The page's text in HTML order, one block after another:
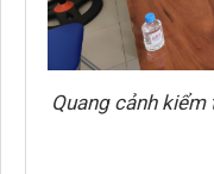
Quang cảnh